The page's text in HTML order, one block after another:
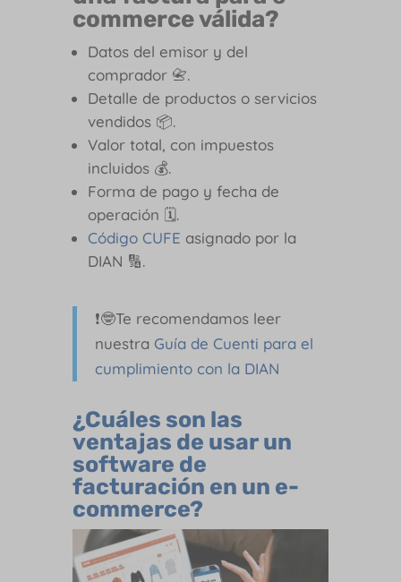
commerce válida?
Datos del emisor y del
comprador 📇.
Detalle de productos o servicios
vendidos 📦.
Valor total, con impuestos
incluidos 💰.
Forma de pago y fecha de
operación 🗓️.
Código CUFE asignado por la
DIAN 🔢.
❗🤓Te recomendamos leer
nuestra Guía de Cuenti para el
cumplimiento con la DIAN
¿Cuáles son las
ventajas de usar un
software de
facturación en un e-
commerce?